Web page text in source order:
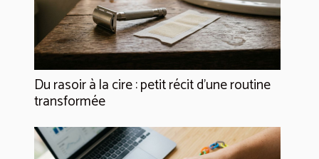
Du rasoir à la cire : petit récit d’une routine
transformée